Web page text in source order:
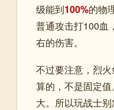
级能到100%的物
普通攻击打100血
右的伤害。
不过要注意，烈
算的，不是固定
大。所以玩战士